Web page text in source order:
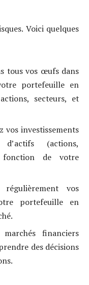
Voici quelques
tous vos œufs dans
portefeuille en
secteurs, et
vos investissements
(actions,
fonction de votre
vos
portefeuille en
financiers
des décisions